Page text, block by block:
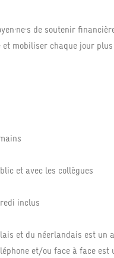
de soutenir
mobiliser chaque jour
et avec les collègues
inclus
et du néerlandais est un
et/ou face à face est